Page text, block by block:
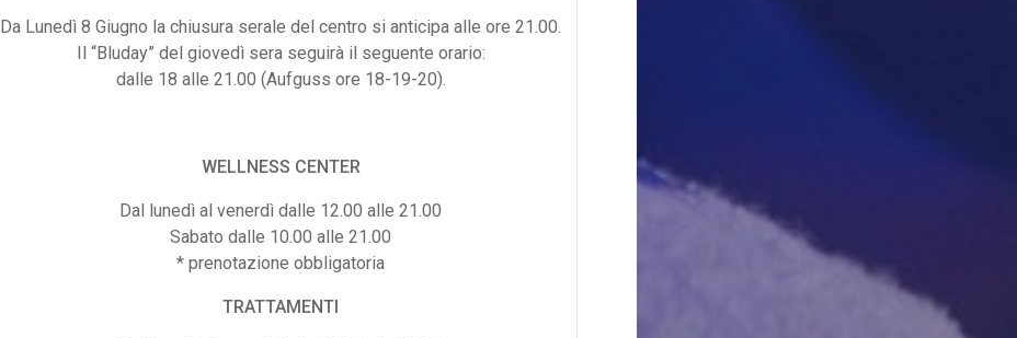
Da Lunedì 8 Giugno la chiusura serale del centro si anticipa alle ore 21.00.
Il “Bluday” del giovedì sera seguirà il seguente orario:
dalle 18 alle 21.00 (Aufguss ore 18-19-20).
WELLNESS CENTER
Dal lunedì al venerdì dalle 12.00 alle 21.00
Sabato dalle 10.00 alle 21.00
* prenotazione obbligatoria
TRATTAMENTI